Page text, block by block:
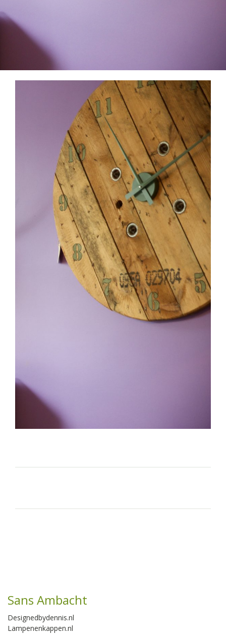
Sans Ambacht
Designedbydennis.nl
Lampenenkappen.nl